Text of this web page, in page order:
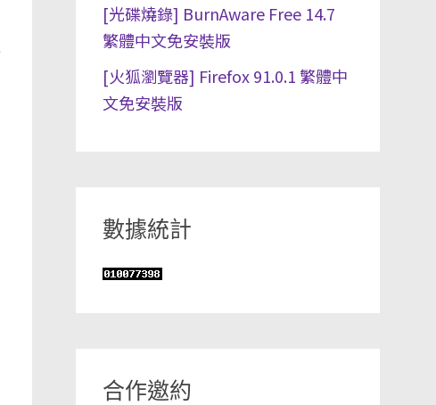
[光碟燒錄] BurnAware Free 14.7
繁體中文免安裝版
[火狐瀏覽器] Firefox 91.0.1 繁體中
文免安裝版
數據統計
合作邀約